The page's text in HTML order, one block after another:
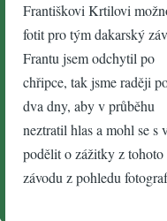
Františkovi Krtilovi
fotit pro tým dakarský
Frantu jsem odchytil po
chřipce, tak jsme raději
dva dny, aby v průběhu
neztratil hlas a mohl se s
podělit o zážitky z tohoto
závodu z pohledu